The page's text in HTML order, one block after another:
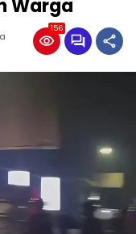
Warga
156